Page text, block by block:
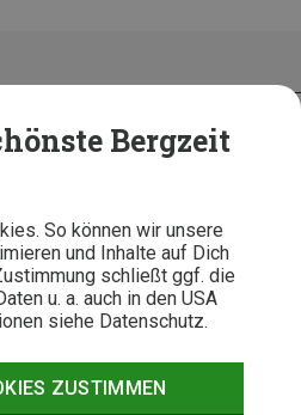
Bergzeit
So können wir unsere
und Inhalte auf Dich
schließt ggf. die
u. a. auch in den USA
siehe Datenschutz.
ZUSTIMMEN